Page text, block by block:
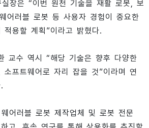
장은 “이번 원천 기술을 재활 로봇, 보
어러블 로봇 등 사용자 경험이 중요한
용할 계획”이라고 밝혔다.
교수 역시 “해당 기술은 향후 다양한
프트웨어로 자리 잡을 것”이라며 연
어러블 로봇 제작업체 및 로봇 전문